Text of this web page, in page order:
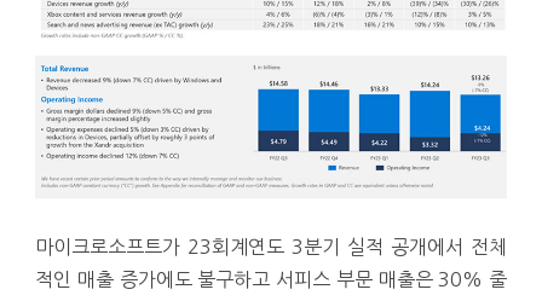
마이크로소프트가 23회계연도 3분기 실적 공개에서 전체
적인 매출 증가에도 불구하고 서피스 부문 매출은 30% 줄